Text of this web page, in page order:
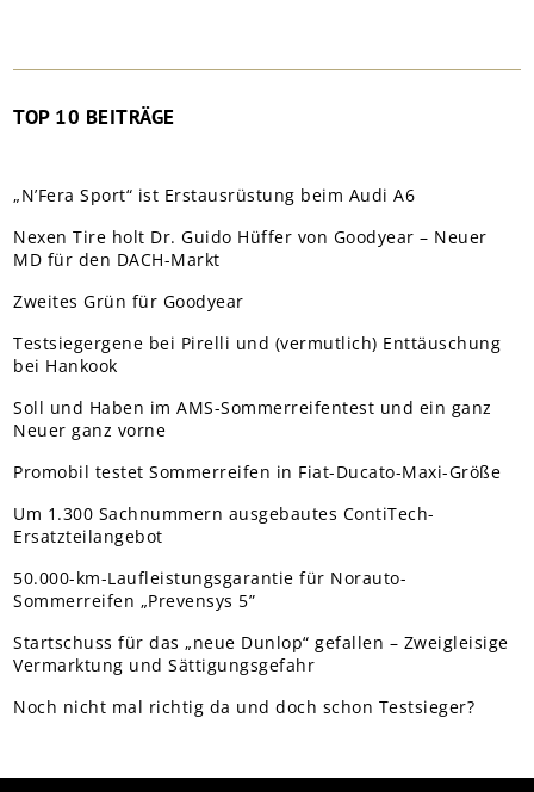
TOP 10 BEITRÄGE
„N’Fera Sport“ ist Erstausrüstung beim Audi A6
Nexen Tire holt Dr. Guido Hüffer von Goodyear – Neuer
MD für den DACH-Markt
Zweites Grün für Goodyear
Testsiegergene bei Pirelli und (vermutlich) Enttäuschung
bei Hankook
Soll und Haben im AMS-Sommerreifentest und ein ganz
Neuer ganz vorne
Promobil testet Sommerreifen in Fiat-Ducato-Maxi-Größe
Um 1.300 Sachnummern ausgebautes ContiTech-
Ersatzteilangebot
50.000-km-Laufleistungsgarantie für Norauto-
Sommerreifen „Prevensys 5”
Startschuss für das „neue Dunlop“ gefallen – Zweigleisige
Vermarktung und Sättigungsgefahr
Noch nicht mal richtig da und doch schon Testsieger?